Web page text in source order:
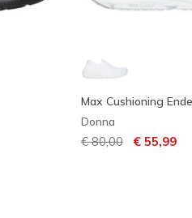
Max Cushioning
Donna
Prezzo ridotto da
€ 80,00per€ 55,99